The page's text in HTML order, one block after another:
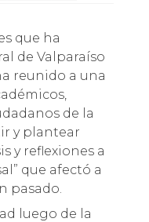
de Valparaíso
reunido a una
de la
y plantear
y reflexiones a
que afectó a
pasado.
luego de la